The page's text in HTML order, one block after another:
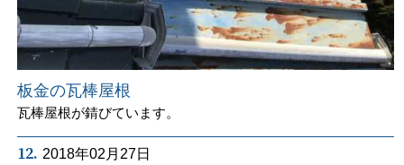
板金の瓦棒屋根
瓦棒屋根が錆びています。
12. 2018年02月27日